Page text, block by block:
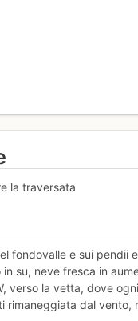
la traversata
fondovalle e sui pendii
su, neve fresca in
verso la vetta, dove
rimaneggiata dal